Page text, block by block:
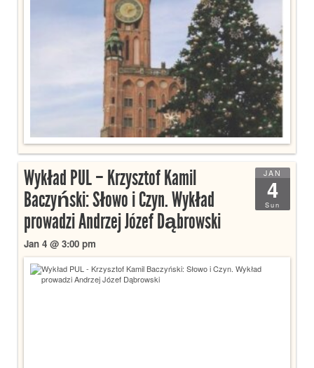
JAN
4
Sun
Wykład PUL – Krzysztof Kamil
Baczyński: Słowo i Czyn. Wykład
prowadzi Andrzej Józef Dąbrowski
Jan 4 @ 3:00 pm